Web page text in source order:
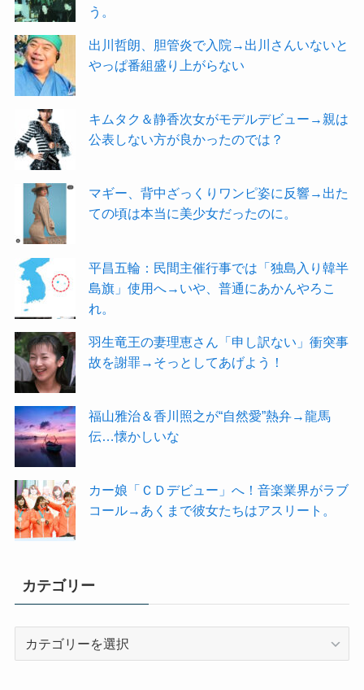
う。
出川哲朗、胆管炎で入院→出川さんいないと
やっぱ番組盛り上がらない
キムタク＆静香次女がモデルデビュー→親は
公表しない方が良かったのでは？
マギー、背中ざっくりワンピ姿に反響→出た
ての頃は本当に美少女だったのに。
平昌五輪：民間主催行事では「独島入り韓半
島旗」使用へ→いや、普通にあかんやろこ
れ。
羽生竜王の妻理恵さん「申し訳ない」衝突事
故を謝罪→そっとしてあげよう！
福山雅治＆香川照之が“自然愛”熱弁→龍馬
伝…懐かしいな
カー娘「ＣＤデビュー」へ！音楽業界がラブ
コール→あくまで彼女たちはアスリート。
カテゴリー